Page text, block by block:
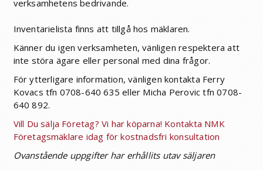
verksamhetens bedrivande.
Inventarielista finns att tillgå hos mäklaren.
Känner du igen verksamheten, vänligen respektera att
inte störa ägare eller personal med dina frågor.
För ytterligare information, vänligen kontakta Ferry
Kovacs tfn 0708-640 635 eller Micha Perovic tfn 0708-
640 892.
Vill Du sälja Företag? Vi har köparna! Kontakta NMK
Företagsmäklare idag för kostnadsfri konsultation
Ovanstående uppgifter har erhållits utav säljaren